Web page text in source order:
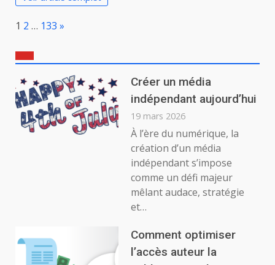
Page:
1 2 … 133 Next
»
Créer un média
indépendant aujourd’hui
19 mars 2026
À l’ère du numérique, la
création d’un média
indépendant s’impose
comme un défi majeur
mêlant audace, stratégie
et…
Comment optimiser
l’accès auteur la